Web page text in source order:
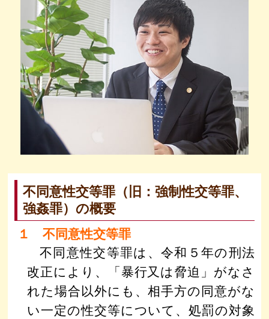
不同意性交等罪（旧：強制性交等罪、
強姦罪）の概要
１ 不同意性交等罪
不同意性交等罪は、令和５年の刑法
改正により、「暴行又は脅迫」がなさ
れた場合以外にも、相手方の同意がな
い一定の性交等について、処罰の対象